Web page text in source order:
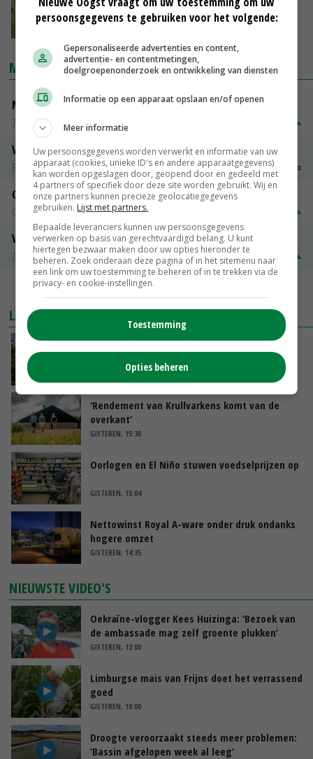
06-12-2017
MARKTPRIJZEN
Magere melkpoeder
Zuivel NL
Vleeskuikens 2001-2600 gr
Barneveld
€ 1,09~ € 1,11
Gerst
Groningen
Volle melkpoeder
Zuivel NL
€ 345,00 € 20,00
MEER MARKTPRIJZEN
LAATSTE NIEUWS
Kamervragen over onttrekkingsverbod,
GISTEREN, 16:27
‘Rendement van Krullvarkens komt van de
overkant’
GISTEREN, 15:30
Oorlogen en El Niño stuwen voedselprijzen op
GISTEREN, 15:04
Nettowinst Royal A-ware onder druk ondanks
hogere omzet
GISTEREN, 14:35
NIEUWSTE VIDEO'S
Oekraïne-vlogger Kees Huizinga: ‘Bezoek van
de ambassade mag zelf groente plukken’
GISTEREN, 12:00
Limburgse mais van Frijns doet het verrassend
goed
GISTEREN, 10:00
Droogte veroorzaakt steeds meer problemen:
‘Bassin afgelopen week al leeg’
persoonsgegevens te gebruiken voor het volgende:
Gepersonaliseerde advertenties en content,
advertentie- en contentmetingen,
doelgroepenonderzoek en ontwikkeling van diensten
Informatie op een apparaat opslaan en/of openen
Meer informatie
Uw persoonsgegevens worden verwerkt en informatie van uw
apparaat (cookies, unieke ID's en andere apparaatgegevens)
kan worden opgeslagen door, geopend door en gedeeld met
4 partners of specifiek door deze site worden gebruikt. Wij en
onze partners kunnen precieze geolocatiegegevens
gebruiken. Lijst met partners.
Bepaalde leveranciers kunnen uw persoonsgegevens
verwerken op basis van gerechtvaardigd belang. U kunt
hiertegen bezwaar maken door uw opties hieronder te
beheren. Zoek onderaan deze pagina of in het sitemenu naar
een link om uw toestemming te beheren of in te trekken via de
privacy- en cookie-instellingen.
Toestemming
Opties beheren